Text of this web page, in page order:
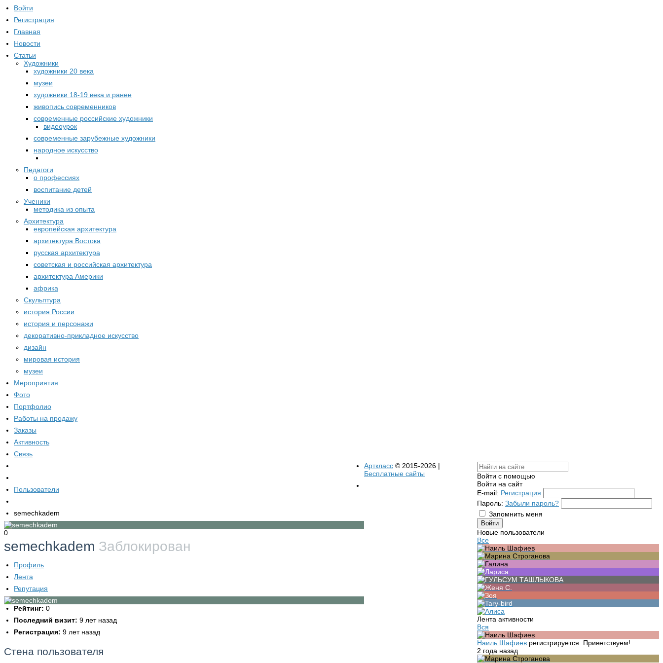
Войти
Регистрация
Главная
Новости
Статьи
Художники
художники 20 века
музеи
художники 18-19 века и ранее
живопись современников
современные российские художники
видеоурок
современные зарубежные художники
народное искусство
Педагоги
о профессиях
воспитание детей
Ученики
методика из опыта
Архитектура
европейская архитектура
архитектура Востока
русская архитектура
советская и российская архитектура
архитектура Америки
африка
Скульптура
история России
история и персонажи
декоративно-прикладное искусство
дизайн
мировая история
музеи
Мероприятия
Фото
Портфолио
Работы на продажу
Заказы
Активность
Связь
Пользователи
semechkadem
0
semechkadem Заблокирован
Профиль
Лента
Репутация
Рейтинг: 0
Последний визит: 9 лет назад
Регистрация: 9 лет назад
Стена пользователя
Войти с помощью
Войти на сайт
E-mail: Регистрация
Пароль: Забыли пароль?
Запомнить меня
Новые пользователи
Все
Лента активности
Вся
Наиль Шафиев регистрируется. Приветствуем!
2 года назад
Арткласс © 2015-2026 |
Бесплатные сайты